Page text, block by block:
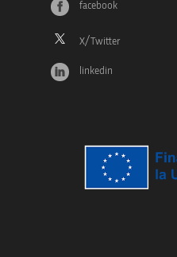
facebook
linkedin